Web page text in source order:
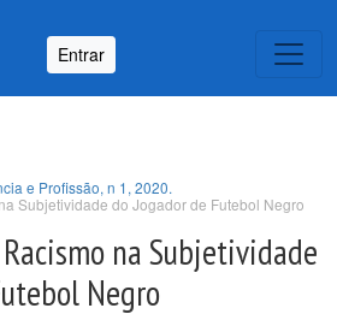
Entrar
e Profissão, n 1, 2020.
Subjetividade do Jogador de Futebol Negro
na Subjetividade
Negro